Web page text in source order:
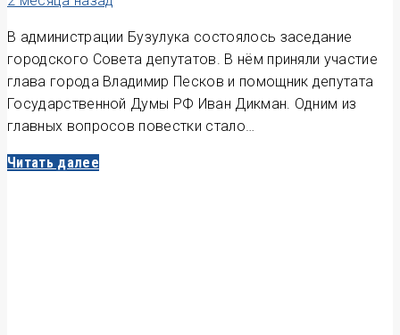
В администрации Бузулука состоялось заседание
городского Совета депутатов. В нём приняли участие
глава города Владимир Песков и помощник депутата
Государственной Думы РФ Иван Дикман. Одним из
главных вопросов повестки стало…
Читать далее